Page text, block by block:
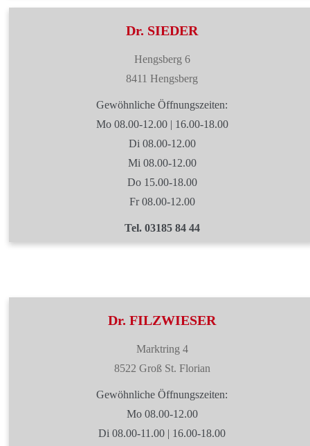
Dr. SIEDER
Hengsberg 6
8411 Hengsberg
Gewöhnliche Öffnungszeiten:
Mo 08.00-12.00 | 16.00-18.00
Di 08.00-12.00
Mi 08.00-12.00
Do 15.00-18.00
Fr 08.00-12.00
Tel. 03185 84 44
Dr. FILZWIESER
Marktring 4
8522 Groß St. Florian
Gewöhnliche Öffnungszeiten:
Mo 08.00-12.00
Di 08.00-11.00 | 16.00-18.00